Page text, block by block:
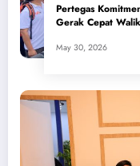
Pertegas
Gerak Cepat
May 30, 2026